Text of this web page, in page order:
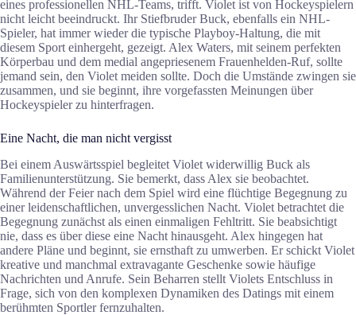
eines professionellen NHL-Teams, trifft. Violet ist von Hockeyspielern
nicht leicht beeindruckt. Ihr Stiefbruder Buck, ebenfalls ein NHL-
Spieler, hat immer wieder die typische Playboy-Haltung, die mit
diesem Sport einhergeht, gezeigt. Alex Waters, mit seinem perfekten
Körperbau und dem medial angepriesenem Frauenhelden-Ruf, sollte
jemand sein, den Violet meiden sollte. Doch die Umstände zwingen sie
zusammen, und sie beginnt, ihre vorgefassten Meinungen über
Hockeyspieler zu hinterfragen.
Eine Nacht, die man nicht vergisst
Bei einem Auswärtsspiel begleitet Violet widerwillig Buck als
Familienunterstützung. Sie bemerkt, dass Alex sie beobachtet.
Während der Feier nach dem Spiel wird eine flüchtige Begegnung zu
einer leidenschaftlichen, unvergesslichen Nacht. Violet betrachtet die
Begegnung zunächst als einen einmaligen Fehltritt. Sie beabsichtigt
nie, dass es über diese eine Nacht hinausgeht. Alex hingegen hat
andere Pläne und beginnt, sie ernsthaft zu umwerben. Er schickt Violet
kreative und manchmal extravagante Geschenke sowie häufige
Nachrichten und Anrufe. Sein Beharren stellt Violets Entschluss in
Frage, sich von den komplexen Dynamiken des Datings mit einem
berühmten Sportler fernzuhalten.